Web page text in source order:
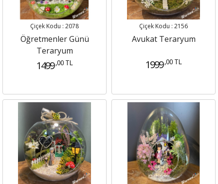
Çiçek Kodu : 2078
Öğretmenler Günü
Teraryum
1499 ,00 TL
Çiçek Kodu : 2156
Avukat Teraryum
1999 ,00 TL